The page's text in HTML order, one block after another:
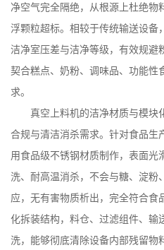
净空气完全隔绝，从根源上杜绝物
浮颗粒超标。相较于传统输送设备
洁净室压差与洁净等级，有效规避
契合糕点、奶粉、调味品、功能性
求。
真空上料机的洁净材质与模块
合规与清洁消杀需求。针对食品生
用食品级不锈钢材质制作，表面光
洗、耐高温消杀，不会与糖、淀粉
应，无有害物质析出，完全符合食
化拆装结构，料仓、过滤组件、输
洗，能够彻底清除设备内部残留物